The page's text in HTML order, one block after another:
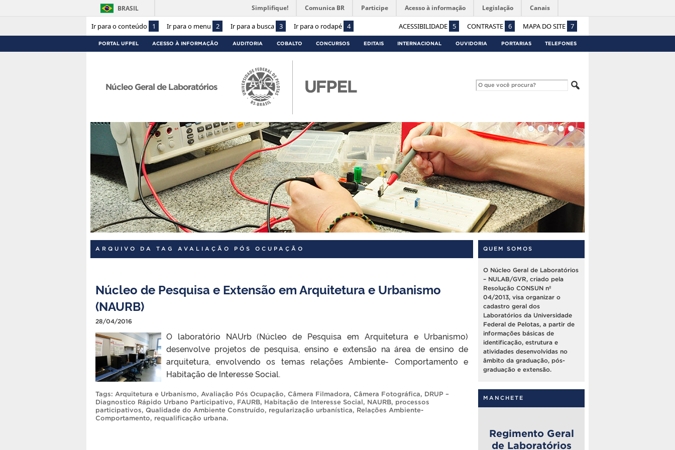
Ir para o conteúdo 1 Ir para o menu 2 Ir para a busca 3 Ir para o rodapé 4 ACESSIBILIDADE 5 CONTRASTE 6 MAPA DO SITE 7
BRASIL Simplifique! Comunica BR Participe Acesso à informação Legislação Canais
PORTAL UFPEL ACESSO À INFORMAÇÃO AUDITORIA COBALTO CONCURSOS EDITAIS INTERNACIONAL OUVIDORIA PORTARIAS TELEFONES
Núcleo Geral de Laboratórios
ARQUIVO DA TAG AVALIAÇÃO PÓS OCUPAÇÃO
Núcleo de Pesquisa e Extensão em Arquitetura e Urbanismo
(NAURB)
28/04/2016
O laboratório NAUrb (Núcleo de Pesquisa em Arquitetura e Urbanismo)
desenvolve projetos de pesquisa, ensino e extensão na área de ensino de
arquitetura, envolvendo os temas relações Ambiente- Comportamento e
Habitação de Interesse Social.
Tags: Arquitetura e Urbanismo, Avaliação Pós Ocupação, Câmera Filmadora, Câmera Fotográfica, DRUP –
Diagnostico Rápido Urbano Participativo, FAURB, Habitação de Interesse Social, NAURB, processos
participativos, Qualidade do Ambiente Construído, regularização urbanística, Relações Ambiente-
Comportamento, requalificação urbana.
QUEM SOMOS
O Núcleo Geral de Laboratórios
– NULAB/GVR, criado pela
Resolução CONSUN nº
04/2013, visa organizar o
cadastro geral dos
Laboratórios da Universidade
Federal de Pelotas, a partir de
informações básicas de
identificação, estrutura e
atividades desenvolvidas no
âmbito da graduação, pós-
graduação e extensão.
MANCHETE
Regimento Geral
de Laboratórios